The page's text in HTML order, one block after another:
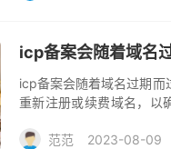
icp备案会随着域名
icp备案会随着域名过期而
重新注册或续费域名，以
消或违反备案规定。
范范 2023-08-09